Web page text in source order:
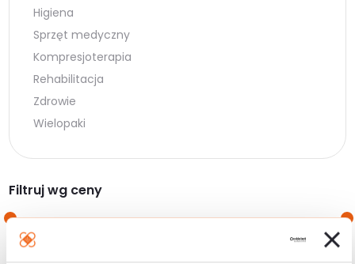
Higiena
Sprzęt medyczny
Kompresjoterapia
Rehabilitacja
Zdrowie
Wielopaki
Filtruj wg ceny